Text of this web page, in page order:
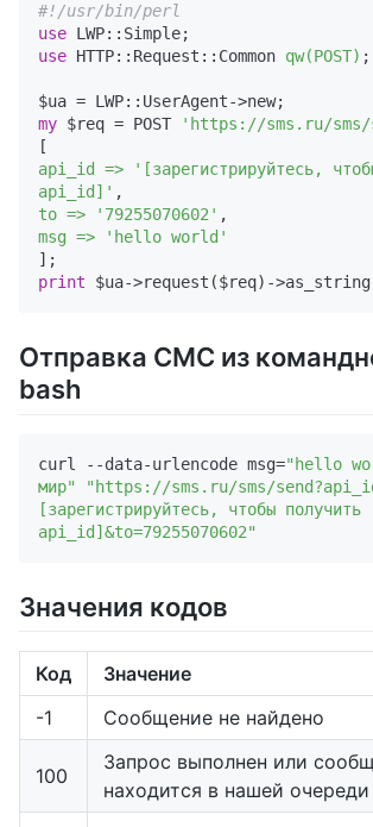
#!/usr/bin/perl
use
use HTTP::Request::Common qw(POST) ;
my $req = POST 'https://sms.ru/sms/
api_id =>
'[зарегистрируйтесь,
api_id]'
to =>
'79255070602'
msg =>
'hello world'
print
Отправка СМС из
bash
curl --data-urlencode msg="hello
мир"
"https://sms.ru/sms/
[зарегистрируйтесь, чтобы получить
api_id]&to=79255070602"
Значения кодов
Код
Значение
-1
Сообщение не найдено
100
Запрос выполнен или
находится в нашей очереди